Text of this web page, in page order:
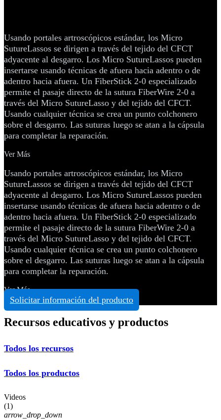
Usando portales artroscópicos estándar, los Micro
SutureLassos se dirigen a través del tejido del CFCT
adyacente al desgarro. Los Micro SutureLassos pueden
insertarse usando técnicas de afuera hacia adentro o de
adentro hacia afuera. Un FiberStick 2-0 especializado
permite el pasaje directo de la sutura FiberWire 2-0 a
través del Micro SutureLasso y del tejido del CFCT.
Usando cualquier técnica se crea un punto colchonero
sobre el desgarro. Las suturas luego se atan a la cápsula
para completar la reparación.
Ver Más
Usando portales artroscópicos estándar, los Micro
SutureLassos se dirigen a través del tejido del CFCT
adyacente al desgarro. Los Micro SutureLassos pueden
insertarse usando técnicas de afuera hacia adentro o de
adentro hacia afuera. Un FiberStick 2-0 especializado
permite el pasaje directo de la sutura FiberWire 2-0 a
través del Micro SutureLasso y del tejido del CFCT.
Usando cualquier técnica se crea un punto colchonero
sobre el desgarro. Las suturas luego se atan a la cápsula
para completar la reparación.
Ver Más
Solicitar información del producto
Recursos educativos y productos
Todos los recursos
Todos los productos
Videos
(1)
arrow_drop_down